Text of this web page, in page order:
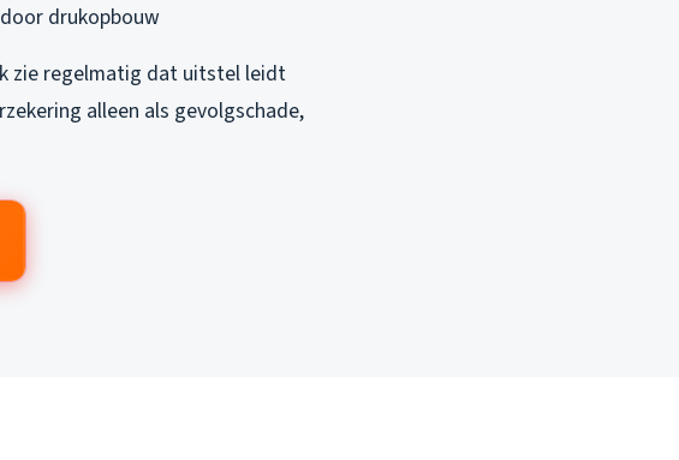
drukopbouw
zie regelmatig dat uitstel leidt
alleen als gevolgschade,